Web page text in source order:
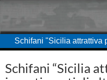
Schifani "Sicilia attrattiva
Unmute Loaded:
Schifani “Sicilia